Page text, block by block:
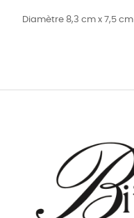
Diamètre 8,3 cm x 7,5 cm